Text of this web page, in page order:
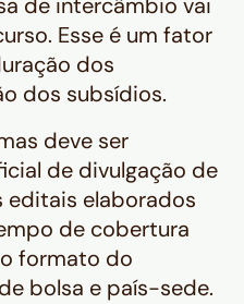
Esse é um fator
dos
dos subsídios.
deve ser
de divulgação de
editais elaborados
de cobertura
formato do
bolsa e país-sede.